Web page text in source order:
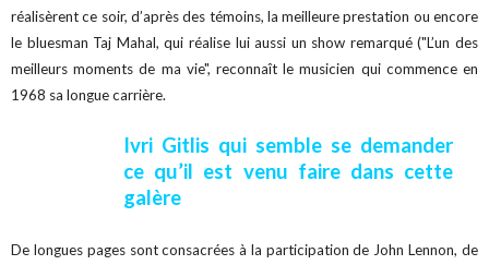
réalisèrent ce soir, d’après des témoins, la meilleure prestation ou encore
le bluesman Taj Mahal, qui réalise lui aussi un show remarqué ("L’un des
meilleurs moments de ma vie", reconnaît le musicien qui commence en
1968 sa longue carrière.
Ivri Gitlis qui semble se demander
ce qu’il est venu faire dans cette
galère
De longues pages sont consacrées à la participation de John Lennon, de